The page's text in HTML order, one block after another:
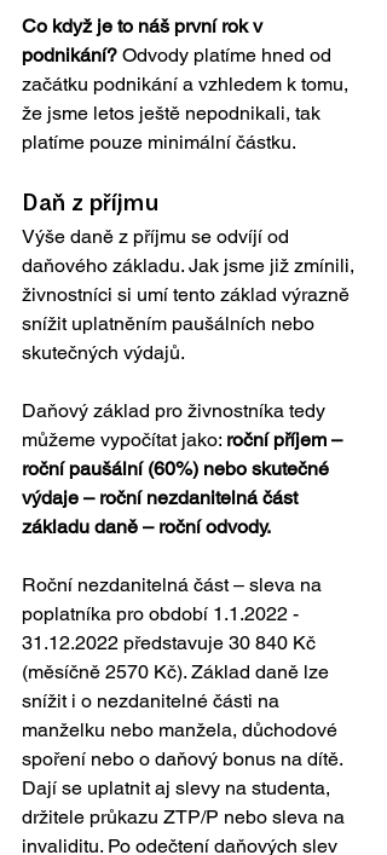
Co když je to náš první rok v
podnikání? Odvody platíme hned od
začátku podnikání a vzhledem k tomu,
že jsme letos ještě nepodnikali, tak
platíme pouze minimální částku.
Daň z příjmu
Výše daně z příjmu se odvíjí od
daňového základu. Jak jsme již zmínili,
živnostníci si umí tento základ výrazně
snížit uplatněním paušálních nebo
skutečných výdajů.
Daňový základ pro živnostníka tedy
můžeme vypočítat jako: roční příjem –
roční paušální (60%) nebo skutečné
výdaje – roční nezdanitelná část
základu daně – roční odvody.
Roční nezdanitelná část – sleva na
poplatníka pro období 1.1.2022 -
31.12.2022 představuje 30 840 Kč
(měsíčně 2570 Kč). Základ daně lze
snížit i o nezdanitelné části na
manželku nebo manžela, důchodové
spoření nebo o daňový bonus na dítě.
Dají se uplatnit aj slevy na studenta,
držitele průkazu ZTP/P nebo sleva na
invaliditu. Po odečtení daňových slev